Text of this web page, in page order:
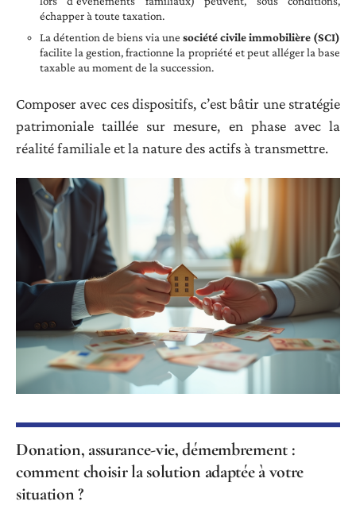
échapper à toute taxation.
La détention de biens via une société civile immobilière (SCI)
facilite la gestion, fractionne la propriété et peut alléger la base
taxable au moment de la succession.
Composer avec ces dispositifs, c’est bâtir une stratégie
patrimoniale taillée sur mesure, en phase avec la
réalité familiale et la nature des actifs à transmettre.
Donation, assurance-vie, démembrement :
comment choisir la solution adaptée à votre
situation ?